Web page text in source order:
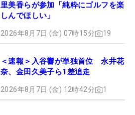
里美香らが参加「純粋にゴルフを楽
しんでほしい」
2026年8月7日 (金) 07時15分 19
＜速報＞入谷響が単独首位 永井花
奈、金田久美子ら1差追走
2026年8月7日 (金) 12時42分 1